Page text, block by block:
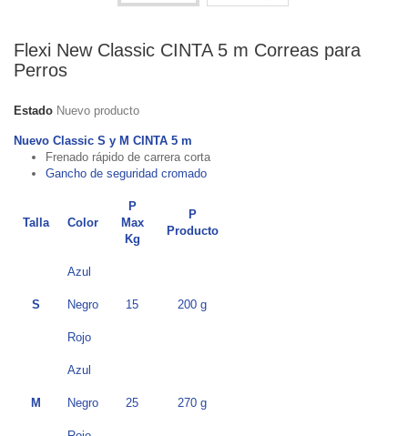
Flexi New Classic CINTA 5 m Correas para
Perros
Estado Nuevo producto
Nuevo Classic S y M CINTA 5 m
Frenado rápido de carrera corta
Gancho de seguridad cromado
Talla Color
P
Max
Kg
P
Producto
S
Azul
15 200 g
Negro
Rojo
M
Azul
25 270 g
Negro